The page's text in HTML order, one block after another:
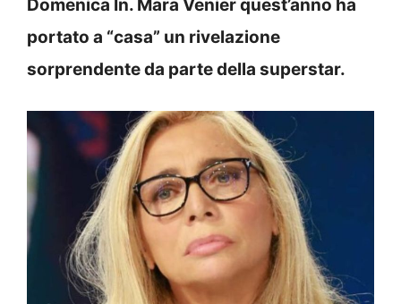
Domenica In. Mara Venier quest’anno ha
portato a “casa” un rivelazione
sorprendente da parte della superstar.